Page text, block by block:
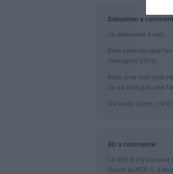
Sébastien a
Je demande à voir.
Bien entendu que
l’aéroport d’Orly.
Mais je le vois plus
Je ne vois pas une
De toute façon, c’est
BD a commenté :
Le RER B n’y
Quant au RER C, il